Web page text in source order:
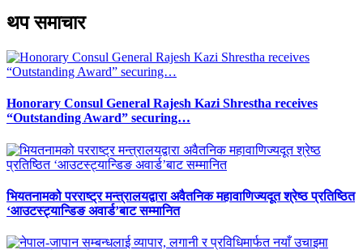
थप समाचार
Honorary Consul General Rajesh Kazi Shrestha receives
“Outstanding Award” securing…
भियतनामको परराष्ट्र मन्त्रालयद्वारा अवैतनिक महावाणिज्यदूत श्रेष्ठ प्रतिष्ठित
‘आउटस्ट्यान्डिङ अवार्ड’बाट सम्मानित